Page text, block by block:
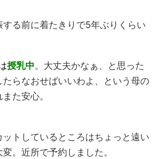
る前に着たきりで5年ぶりくらい
授乳中。大丈夫かなぁ、と思った
たらなおせばいいわよ、という母の
た安心。
トしているところはちょっと遠い
。近所で予約しました。